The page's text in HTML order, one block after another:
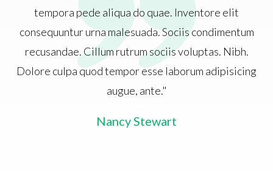
tempora pede aliqua do quae. Inventore elit
consequuntur urna malesuada. Sociis condimentum
recusandae. Cillum rutrum sociis voluptas. Nibh.
Dolore culpa quod tempor esse laborum adipisicing
augue, ante."
Nancy Stewart